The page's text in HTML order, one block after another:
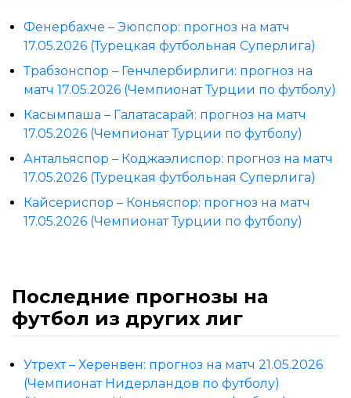
Фенербахче – Эюпспор: прогноз на матч
17.05.2026 (Турецкая футбольная Суперлига)
Трабзонспор – Генчлербирлиги: прогноз на
матч 17.05.2026 (Чемпионат Турции по футболу)
Касымпаша – Галатасарай: прогноз на матч
17.05.2026 (Чемпионат Турции по футболу)
Антальяспор – Коджаэлиспор: прогноз на матч
17.05.2026 (Турецкая футбольная Суперлига)
Кайсериспор – Коньяспор: прогноз на матч
17.05.2026 (Чемпионат Турции по футболу)
Последние прогнозы на
футбол из других лиг
Утрехт – Херенвен: прогноз на матч 21.05.2026
(Чемпионат Нидерландов по футболу)